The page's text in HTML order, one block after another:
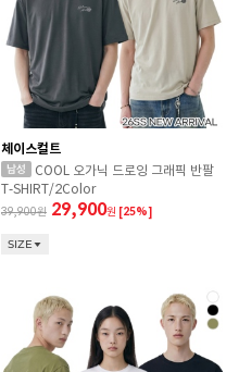
체이스컬트
COOL 오가닉 드로잉 그래픽 반팔
T-SHIRT/2Color
39,900 29,900원 [25%]
SIZE